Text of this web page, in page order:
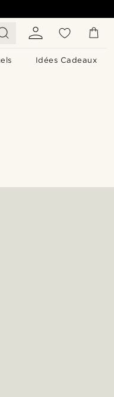
Idées Cadeaux